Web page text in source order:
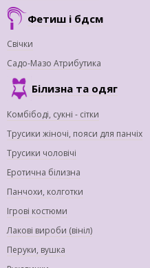
Фетиш і бдсм
Свічки
Садо-Мазо Атрибутика
Білизна та одяг
Комбібоді, сукні - сітки
Трусики жіночі, пояси для панчіх
Трусики чоловічі
Еротична білизна
Панчохи, колготки
Ігрові костюми
Лакові вироби (вініл)
Перуки, вушка